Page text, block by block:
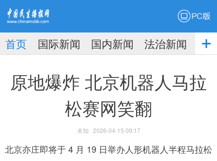
播
报
首页 国际新闻 国内新闻 法治新闻
社
原地爆炸 北京机器人马拉
松赛网笑翻
未知 2026-04-15 09:17
北京亦庄即将于 4 月 19 日举办人形机器人半程马拉松